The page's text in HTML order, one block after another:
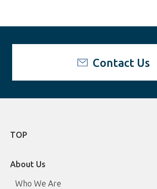
Contact Us
TOP
About Us
Who We Are